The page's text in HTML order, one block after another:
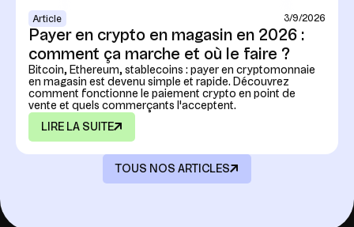
Article 3/9/2026
Payer en crypto en magasin en 2026 :
comment ça marche et où le faire ?
Bitcoin, Ethereum, stablecoins : payer en cryptomonnaie
en magasin est devenu simple et rapide. Découvrez
comment fonctionne le paiement crypto en point de
vente et quels commerçants l'acceptent.
LIRE LA SUITE
TOUS NOS ARTICLES